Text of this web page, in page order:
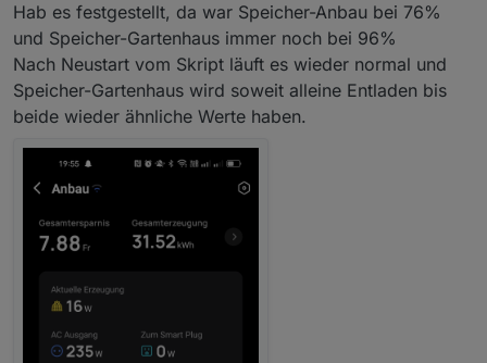
Hab es festgestellt, da war Speicher-Anbau bei 76%
und Speicher-Gartenhaus immer noch bei 96%
Nach Neustart vom Skript läuft es wieder normal und
Speicher-Gartenhaus wird soweit alleine Entladen bis
beide wieder ähnliche Werte haben.